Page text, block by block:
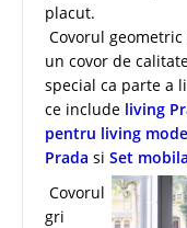
placut.
Covorul
un covor de
special ca parte a
ce include living
pentru living
Prada si Set
Covorul
gri